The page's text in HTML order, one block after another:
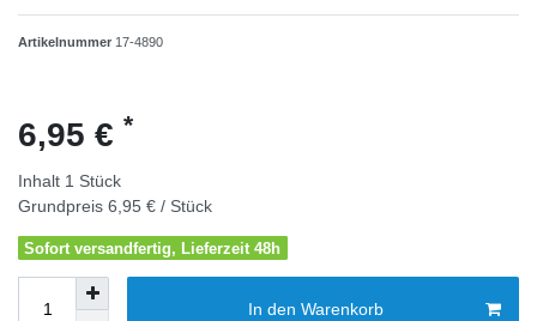
Artikelnummer 17-4890
6,95 € *
Inhalt 1 Stück
Grundpreis 6,95 € / Stück
Sofort versandfertig, Lieferzeit 48h
In den Warenkorb